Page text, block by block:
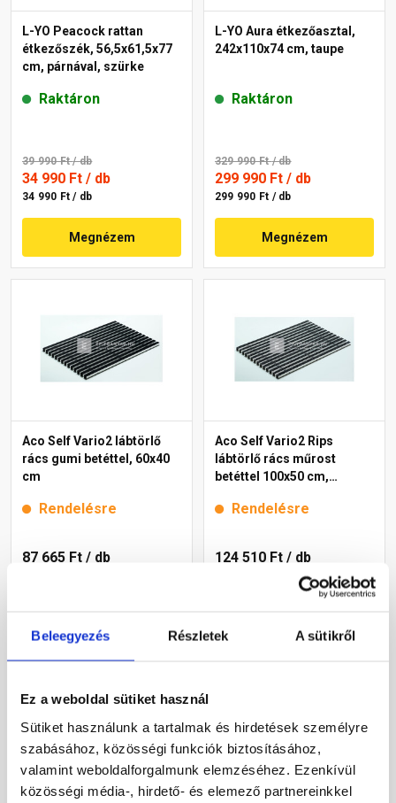
Beleegyezés Részletek A sütikről
Ez a weboldal sütiket használ
Sütiket használunk a tartalmak és hirdetések személyre
szabásához, közösségi funkciók biztosításához,
valamint weboldalforgalmunk elemzéséhez. Ezenkívül
közösségi média-, hirdető- és elemező partnereinkkel
L-YO Peacock rattan
étkezőszék, 56,5x61,5x77
cm, párnával, szürke
Raktáron
39 990 Ft/ db
34 990 Ft / db
34 990 Ft / db
Megnézem
L-YO Aura étkezőasztal,
242x110x74 cm, taupe
Raktáron
329 990 Ft/ db
299 990 Ft / db
299 990 Ft / db
Megnézem
Aco Self Vario2 lábtörlő
rács gumi betéttel, 60x40
cm
Rendelésre
87 665 Ft / db
Aco Self Vario2 Rips
lábtörlő rács műrost
betéttel 100x50 cm,
Rendelésre
124 510 Ft / db